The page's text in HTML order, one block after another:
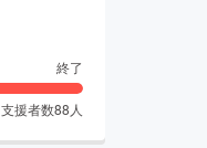
終了
支援者数88 人